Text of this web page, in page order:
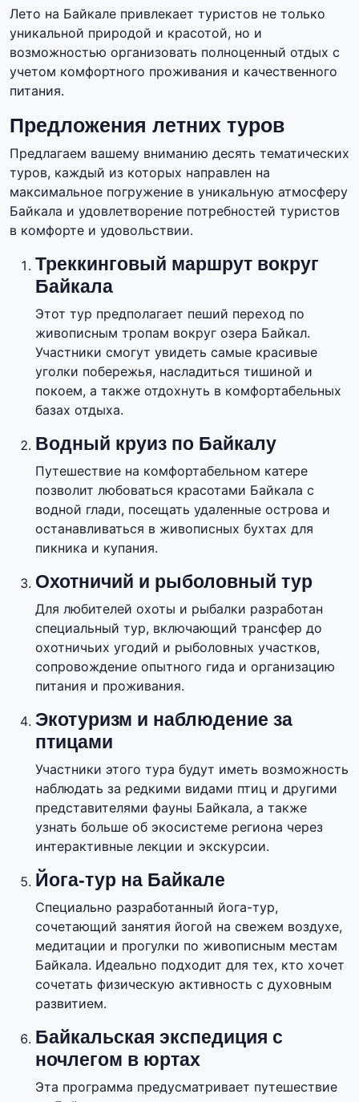
Лето на Байкале привлекает туристов не только
уникальной природой и красотой, но и
возможностью организовать полноценный отдых с
учетом комфортного проживания и качественного
питания.
Предложения летних туров
Предлагаем вашему вниманию десять тематических
туров, каждый из которых направлен на
максимальное погружение в уникальную атмосферу
Байкала и удовлетворение потребностей туристов
в комфорте и удовольствии.
Треккинговый маршрут вокруг
Байкала
Этот тур предполагает пеший переход по
живописным тропам вокруг озера Байкал.
Участники смогут увидеть самые красивые
уголки побережья, насладиться тишиной и
покоем, а также отдохнуть в комфортабельных
базах отдыха.
Водный круиз по Байкалу
Путешествие на комфортабельном катере
позволит любоваться красотами Байкала с
водной глади, посещать удаленные острова и
останавливаться в живописных бухтах для
пикника и купания.
Охотничий и рыболовный тур
Для любителей охоты и рыбалки разработан
специальный тур, включающий трансфер до
охотничьих угодий и рыболовных участков,
сопровождение опытного гида и организацию
питания и проживания.
Экотуризм и наблюдение за
птицами
Участники этого тура будут иметь возможность
наблюдать за редкими видами птиц и другими
представителями фауны Байкала, а также
узнать больше об экосистеме региона через
интерактивные лекции и экскурсии.
Йога-тур на Байкале
Специально разработанный йога-тур,
сочетающий занятия йогой на свежем воздухе,
медитации и прогулки по живописным местам
Байкала. Идеально подходит для тех, кто хочет
сочетать физическую активность с духовным
развитием.
Байкальская экспедиция с
ночлегом в юртах
Эта программа предусматривает путешествие